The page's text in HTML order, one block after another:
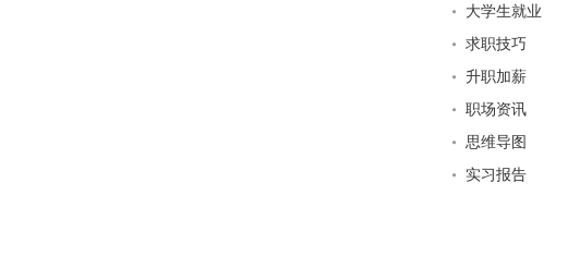
大学生就业
求职技巧
升职加薪
职场资讯
思维导图
实习报告